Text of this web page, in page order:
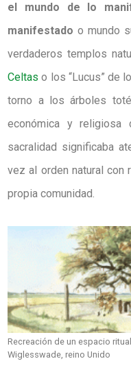
el mundo de lo
manifestado o mundo
verdaderos templos
Celtas o los “Lucus” de
torno a los árboles
económica y religiosa
sacralidad significaba
vez al orden natural con
propia comunidad.
Recreación de un espacio
Wiglesswade, reino Unido